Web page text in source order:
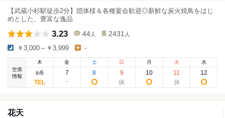
【武蔵小杉駅徒歩2分】団体様＆各種宴会歓迎◎新鮮な炭火焼鳥をはじ
めとした、豊富な逸品
3.23 44 人 2431 人
￥3,000～￥3,999 -
空席
情報
木
8/6
金
7
土
8
日
9
月
10
火
11
水
12
花天